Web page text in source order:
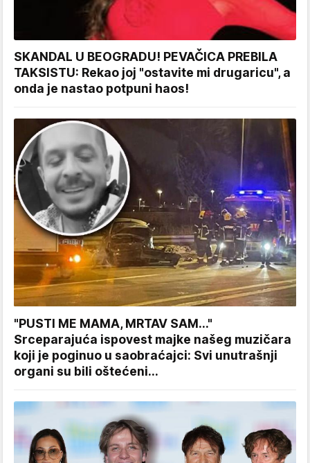
SKANDAL U BEOGRADU! PEVAČICA PREBILA
TAKSISTU: Rekao joj "ostavite mi drugaricu", a
onda je nastao potpuni haos!
"PUSTI ME MAMA, MRTAV SAM..."
Srceparajuća ispovest majke našeg muzičara
koji je poginuo u saobraćajci: Svi unutrašnji
organi su bili oštećeni...